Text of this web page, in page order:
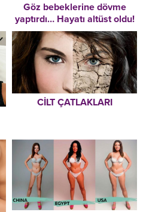
Göz bebeklerine dövme
yaptırdı… Hayatı altüst oldu!
Acı haberi doktordan
öğrendi
CİLT ÇATLAKLARI